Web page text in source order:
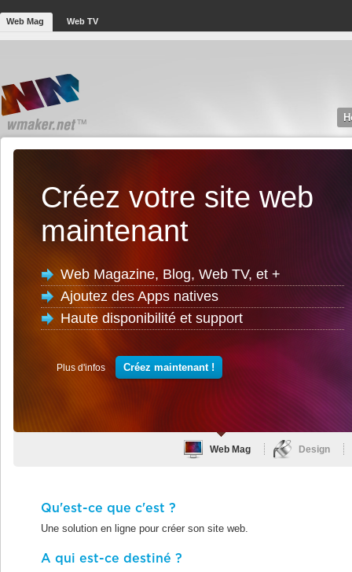
Web Mag Web TV
Créez votre site web
maintenant
Web Magazine, Blog, Web TV, et +
Ajoutez des Apps natives
Haute disponibilité et support
Plus d'infos Créez maintenant !
Web Mag Design
Qu'est-ce que c'est ?
Une solution en ligne pour créer son site web.
A qui est-ce destiné ?